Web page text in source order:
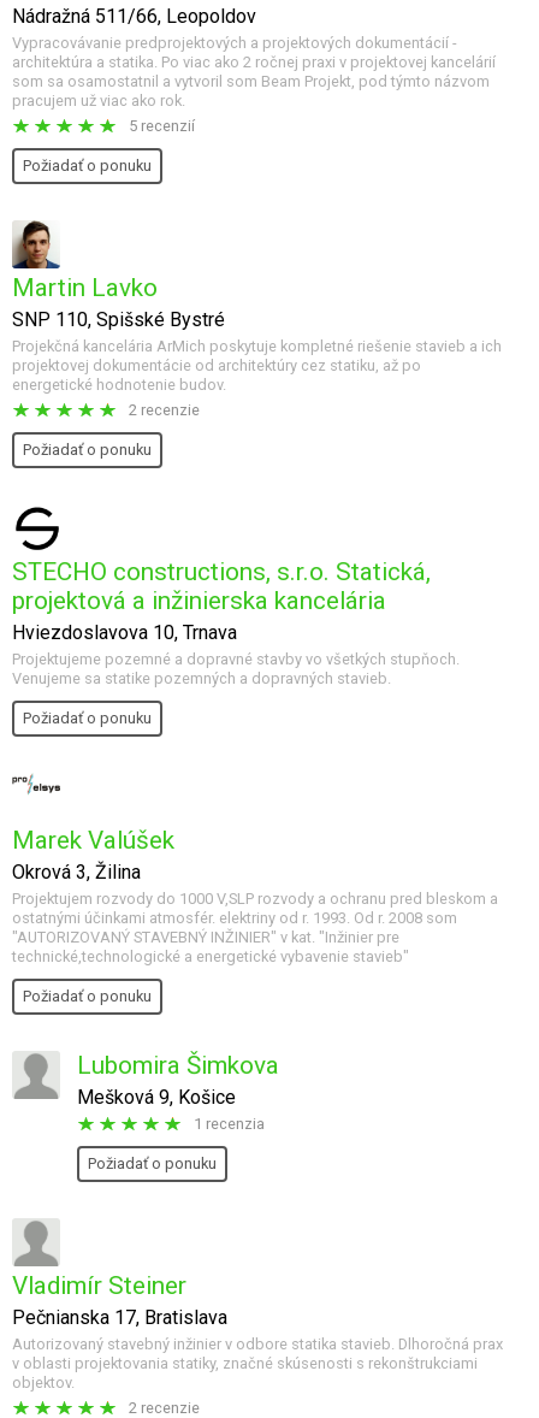
Nádražná 511/66, Leopoldov
Vypracovávanie predprojektových a projektových dokumentácií -
architektúra a statika. Po viac ako 2 ročnej praxi v projektovej kancelárií
som sa osamostatnil a vytvoril som Beam Projekt, pod týmto názvom
pracujem už viac ako rok.
5 recenzií
Požiadať o ponuku
Martin Lavko
SNP 110, Spišské Bystré
Projekčná kancelária ArMich poskytuje kompletné riešenie stavieb a ich
projektovej dokumentácie od architektúry cez statiku, až po
energetické hodnotenie budov.
2 recenzie
Požiadať o ponuku
STECHO constructions, s.r.o. Statická,
projektová a inžinierska kancelária
Hviezdoslavova 10, Trnava
Projektujeme pozemné a dopravné stavby vo všetkých stupňoch.
Venujeme sa statike pozemných a dopravných stavieb.
Požiadať o ponuku
Marek Valúšek
Okrová 3, Žilina
Projektujem rozvody do 1000 V,SLP rozvody a ochranu pred bleskom a
ostatnými účinkami atmosfér. elektriny od r. 1993. Od r. 2008 som
"AUTORIZOVANÝ STAVEBNÝ INŽINIER" v kat. "Inžinier pre
technické,technologické a energetické vybavenie stavieb"
Požiadať o ponuku
Lubomira Šimkova
Mešková 9, Košice
1 recenzia
Požiadať o ponuku
Vladimír Steiner
Pečnianska 17, Bratislava
Autorizovaný stavebný inžinier v odbore statika stavieb. Dlhoročná prax
v oblasti projektovania statiky, značné skúsenosti s rekonštrukciami
objektov.
2 recenzie